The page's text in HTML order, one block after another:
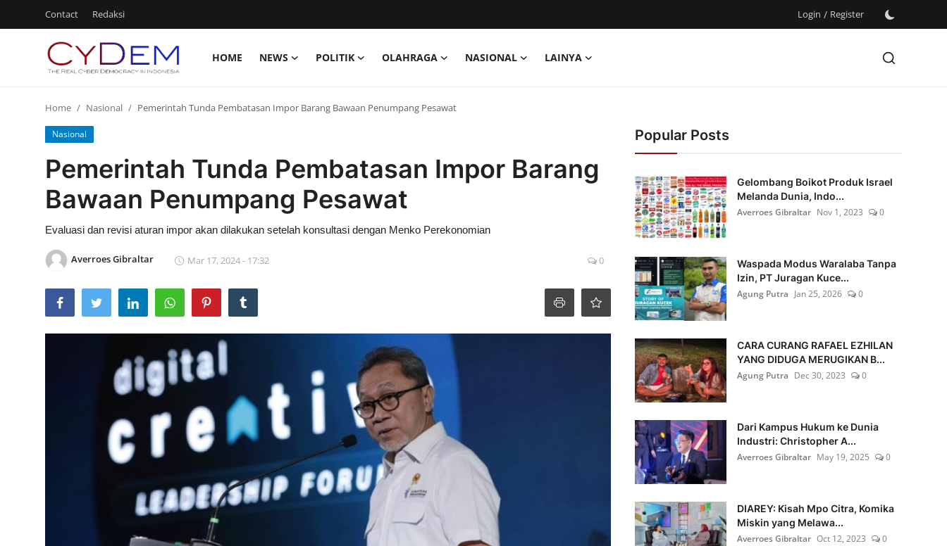
Contact Redaksi Login / Register
HOME NEWS POLITIK OLAHRAGA NASIONAL
LAINYA
Login
Register
Contact
Redaksi
Olahraga
Home Nasional Pemerintah Tunda Pembatasan Impor Barang Bawaan Penumpang Pesawat
Nasional
Pemerintah Tunda Pembatasan Impor Barang
Bawaan Penumpang Pesawat
Evaluasi dan revisi aturan impor akan dilakukan setelah konsultasi dengan Menko Perekonomian
Averroes Gibraltar Mar 17, 2024 - 17:32 0
Popular Posts
Gelombang Boikot Produk Israel
Melanda Dunia, Indo...
Averroes Gibraltar Nov 1, 2023 0
Waspada Modus Waralaba Tanpa
Izin, PT Juragan Kuce...
Agung Putra Jan 25, 2026 0
CARA CURANG RAFAEL EZHILAN
YANG DIDUGA MERUGIKAN B...
Agung Putra Dec 30, 2023 0
Dari Kampus Hukum ke Dunia
Industri: Christopher A...
Averroes Gibraltar May 19, 2025 0
DIAREY: Kisah Mpo Citra, Komika
Miskin yang Melawa...
Averroes Gibraltar Oct 12, 2023 0